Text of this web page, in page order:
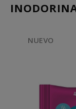
NUEVO